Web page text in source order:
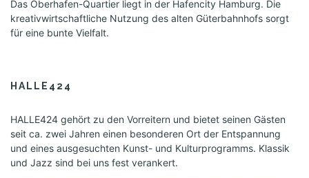
o
n
Das Oberhafen-Quartier liegt in der Hafencity Hamburg. Die
kreativwirtschaftliche Nutzung des alten Güterbahnhofs sorgt
für eine bunte Vielfalt.
HALLE424
HALLE424 gehört zu den Vorreitern und bietet seinen Gästen
seit ca. zwei Jahren einen besonderen Ort der Entspannung
und eines ausgesuchten Kunst- und Kulturprogramms. Klassik
und Jazz sind bei uns fest verankert.